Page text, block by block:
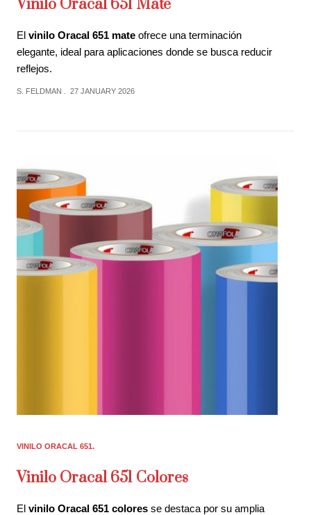
Vinilo Oracal 651 Mate
El vinilo Oracal 651 mate ofrece una terminación
elegante, ideal para aplicaciones donde se busca reducir
reflejos.
S. FELDMAN 27 JANUARY 2026
VINILO ORACAL 651
Vinilo Oracal 651 Colores
El vinilo Oracal 651 colores se destaca por su amplia